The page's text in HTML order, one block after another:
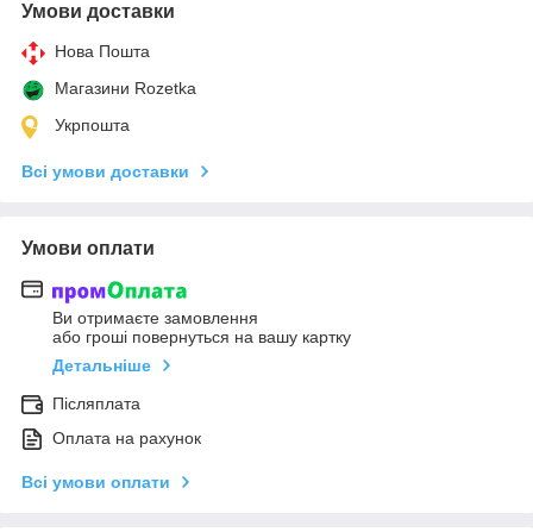
Умови доставки
Нова Пошта
Магазини Rozetka
Укрпошта
Всі умови доставки
Умови оплати
Ви отримаєте замовлення
або гроші повернуться на вашу картку
Детальніше
Післяплата
Оплата на рахунок
Всі умови оплати